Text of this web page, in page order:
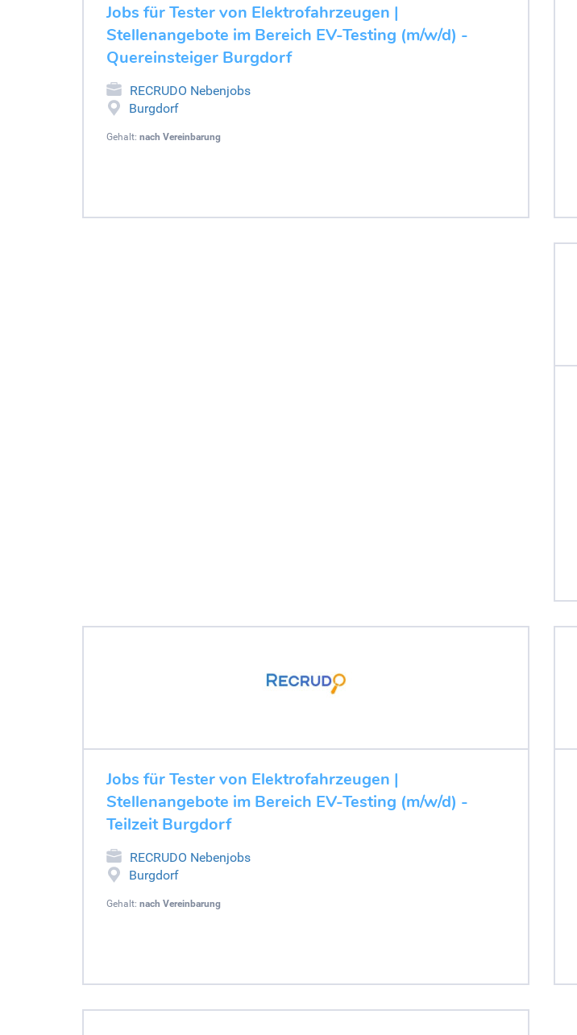
Jobs für Tester von Elektrofahrzeugen |
Stellenangebote im Bereich EV-Testing (m/w/d) -
Quereinsteiger Burgdorf
RECRUDO Nebenjobs
Burgdorf
Gehalt: nach Vereinbarung
Jobs für Tester von Elektrofahrzeugen |
Stellenangebote im Bereich EV-Testing (m/w/d) -
Teilzeit Burgdorf
RECRUDO Nebenjobs
Burgdorf
Gehalt: nach Vereinbarung